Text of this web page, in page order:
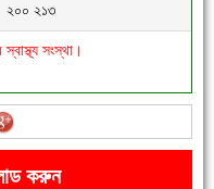
২০০ ২১৩
সংস্থা।
করুন